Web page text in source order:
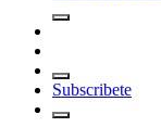
Subscribete